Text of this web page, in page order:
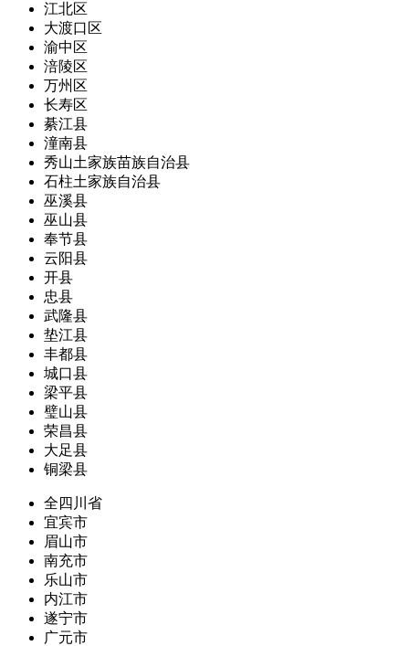
江北区
大渡口区
渝中区
涪陵区
万州区
长寿区
綦江县
潼南县
秀山土家族苗族自治县
石柱土家族自治县
巫溪县
巫山县
奉节县
云阳县
开县
忠县
武隆县
垫江县
丰都县
城口县
梁平县
璧山县
荣昌县
大足县
铜梁县
全四川省
宜宾市
眉山市
南充市
乐山市
内江市
遂宁市
广元市